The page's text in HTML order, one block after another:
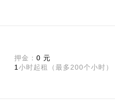
押金： 0 元
1 小时起租（最多200个小时）